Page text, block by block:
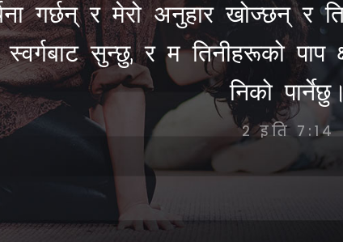
गर्छन् र मेरो अनुहार खोज्छन् र
सुन्छु, र म तिनीहरूको पाप
निको पार्नेछु।
२ इति ७:१४